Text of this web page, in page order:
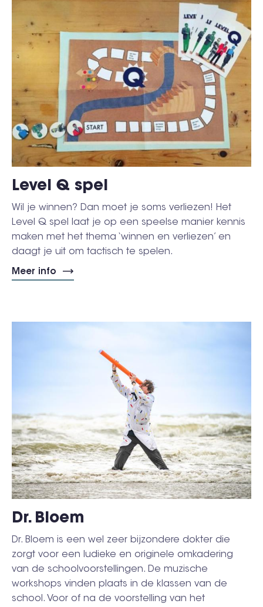
Level Q spel
Wil je winnen? Dan moet je soms verliezen! Het
Level Q spel laat je op een speelse manier kennis
maken met het thema ‘winnen en verliezen’ en
daagt je uit om tactisch te spelen.
Meer info
Dr. Bloem
Dr. Bloem is een wel zeer bijzondere dokter die
zorgt voor een ludieke en originele omkadering
van de schoolvoorstellingen. De muzische
workshops vinden plaats in de klassen van de
school. Voor of na de voorstelling van het